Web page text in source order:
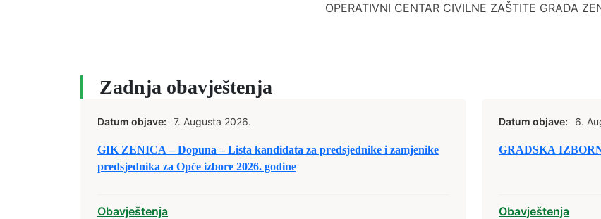
OPERATIVNI CENTAR CIVILNE ZAŠTITE GRADA
Zadnja obavještenja
Datum objave: 7. Augusta 2026.
GIK ZENICA – Dopuna – Lista kandidata za predsjednike i zamjenike
predsjednika za Opće izbore 2026. godine
Obavještenja
Datum objave: 6.
GRADSKA
Obavještenja